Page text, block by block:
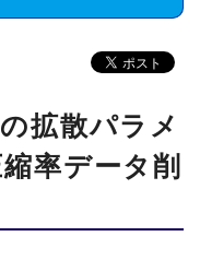
拡散パラメ
率データ削